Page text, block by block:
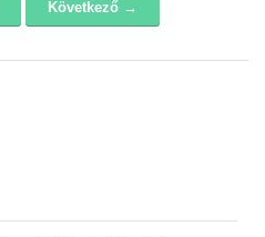
Következő →